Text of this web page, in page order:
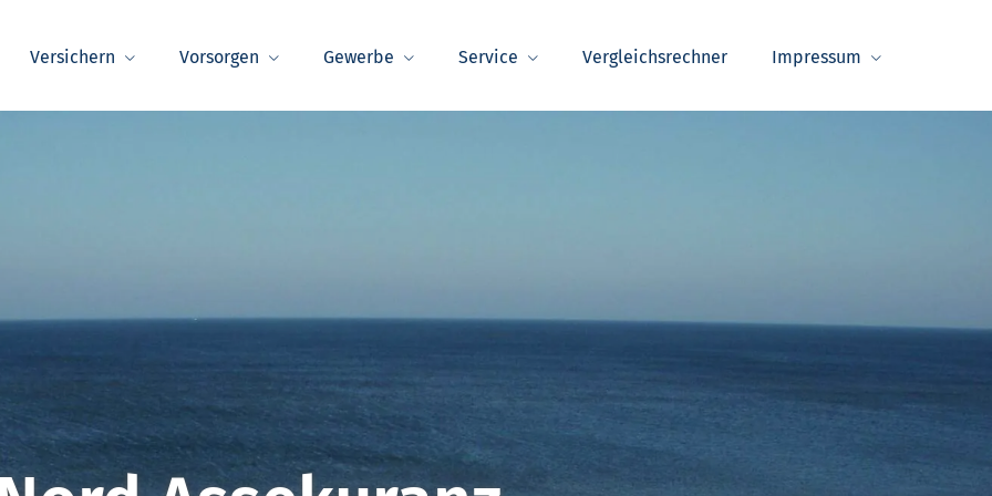
Versichern Vorsorgen Gewerbe Service Vergleichsrechner Impressum